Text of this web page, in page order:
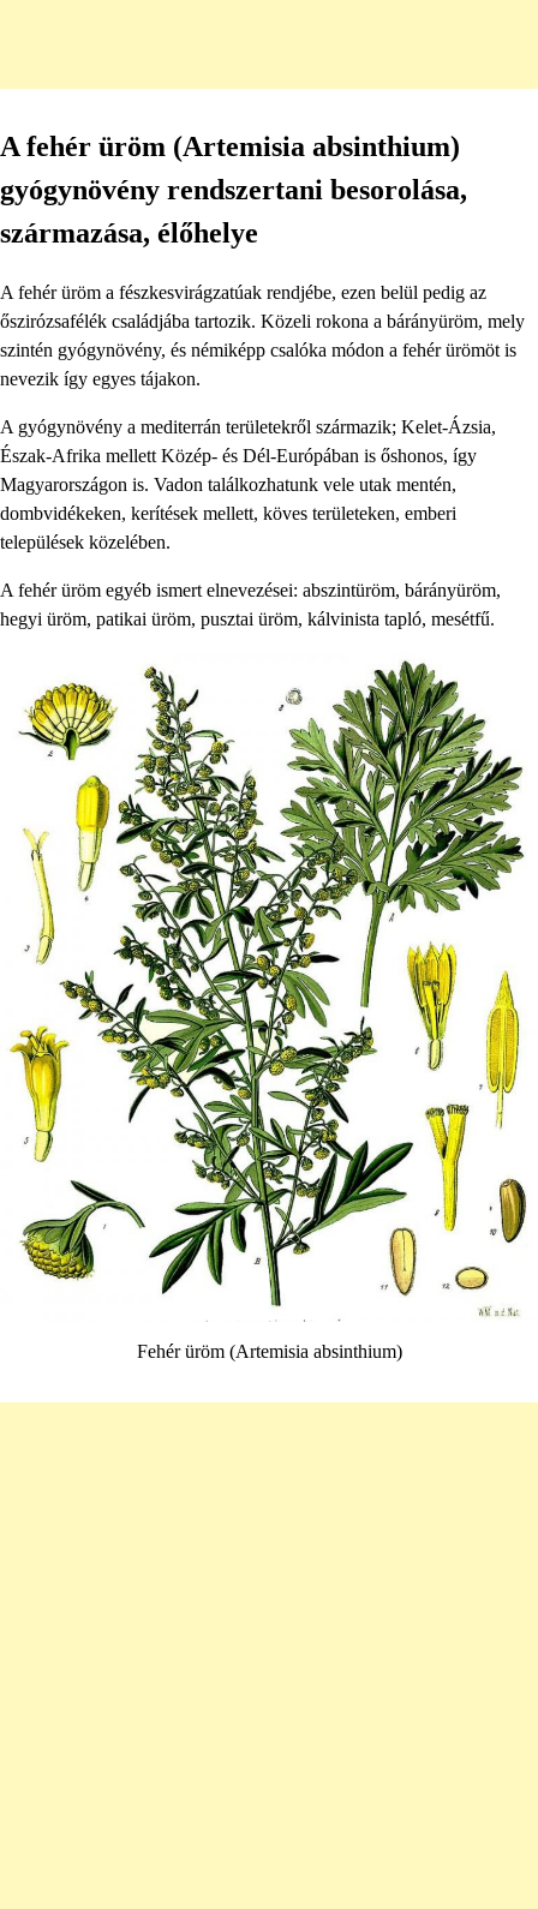
A fehér üröm (Artemisia absinthium)
gyógynövény rendszertani besorolása,
származása, élőhelye
A fehér üröm a fészkesvirágzatúak rendjébe, ezen belül pedig az
őszirózsafélék családjába tartozik. Közeli rokona a bárányüröm, mely
szintén gyógynövény, és némiképp csalóka módon a fehér ürömöt is
nevezik így egyes tájakon.
A gyógynövény a mediterrán területekről származik; Kelet-Ázsia,
Észak-Afrika mellett Közép- és Dél-Európában is őshonos, így
Magyarországon is. Vadon találkozhatunk vele utak mentén,
dombvidékeken, kerítések mellett, köves területeken, emberi
települések közelében.
A fehér üröm egyéb ismert elnevezései: abszintüröm, bárányüröm,
hegyi üröm, patikai üröm, pusztai üröm, kálvinista tapló, mesétfű.
Fehér üröm (Artemisia absinthium)